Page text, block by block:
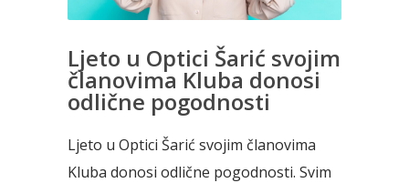
Ljeto u Optici Šarić svojim
članovima Kluba donosi
odlične pogodnosti
Ljeto u Optici Šarić svojim članovima
Kluba donosi odlične pogodnosti. Svim